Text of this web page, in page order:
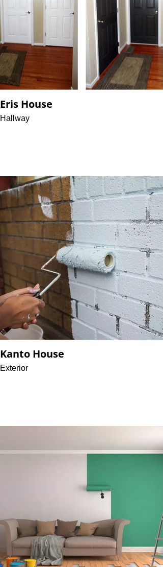
Eris House
Hallway
Kanto House
Exterior